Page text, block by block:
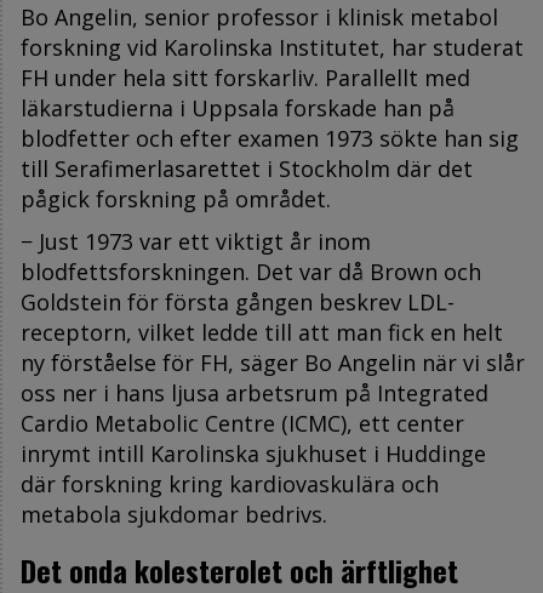
Bo Angelin, senior professor i klinisk metabol
forskning vid Karolinska Institutet, har studerat
FH under hela sitt forskarliv. Parallellt med
läkarstudierna i Uppsala forskade han på
blodfetter och efter examen 1973 sökte han sig
till Serafimerlasarettet i Stockholm där det
pågick forskning på området.
− Just 1973 var ett viktigt år inom
blodfettsforskningen. Det var då Brown och
Goldstein för första gången beskrev LDL-
receptorn, vilket ledde till att man fick en helt
ny förståelse för FH, säger Bo Angelin när vi slår
oss ner i hans ljusa arbetsrum på Integrated
Cardio Metabolic Centre (ICMC), ett center
inrymt intill Karolinska sjukhuset i Huddinge
där forskning kring kardiovaskulära och
metabola sjukdomar bedrivs.
Det onda kolesterolet och ärftlighet